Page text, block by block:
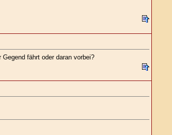
fährt oder daran vorbei?